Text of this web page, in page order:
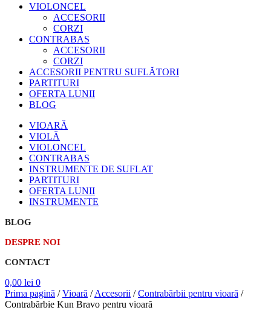
VIOLONCEL
ACCESORII
CORZI
CONTRABAS
ACCESORII
CORZI
ACCESORII PENTRU SUFLĂTORI
PARTITURI
OFERTA LUNII
BLOG
VIOARĂ
VIOLĂ
VIOLONCEL
CONTRABAS
INSTRUMENTE DE SUFLAT
PARTITURI
OFERTA LUNII
INSTRUMENTE
BLOG
DESPRE NOI
CONTACT
0,00 lei 0
Prima pagină /Vioară /Accesorii /Contrabărbii pentru vioară /
Contrabărbie Kun Bravo pentru vioară